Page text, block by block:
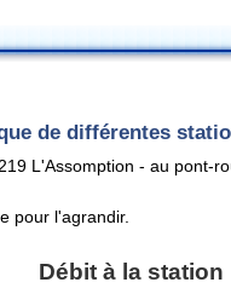
de différentes
L'Assomption - au pont-
pour l'agrandir.
Débit à la station